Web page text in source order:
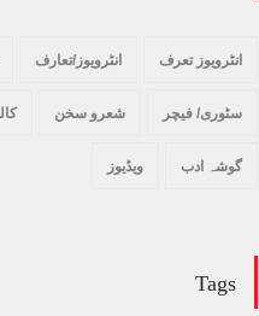
انٹرویوز تعرف انٹرویوز/تعارف
سٹوری/ فیچر شعرو سخن
گوشہ ادب ویڈیوز
Tags